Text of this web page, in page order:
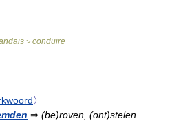
> conduire
〉
⇒ (be)roven, (ont)stelen